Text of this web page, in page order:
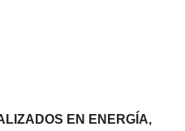
EN ENERGÍA,